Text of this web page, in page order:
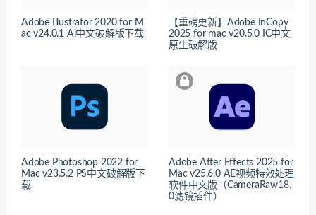
Adobe Illustrator 2020 for M
ac v24.0.1 Ai中文破解版下载
【重磅更新】Adobe InCopy
2025 for mac v20.5.0 IC中文
原生破解版
Adobe Photoshop 2022 for
Mac v23.5.2 PS中文破解版下
载
Adobe After Effects 2025 for
Mac v25.6.0 AE视频特效处理
软件中文版（CameraRaw18.
0滤镜插件）